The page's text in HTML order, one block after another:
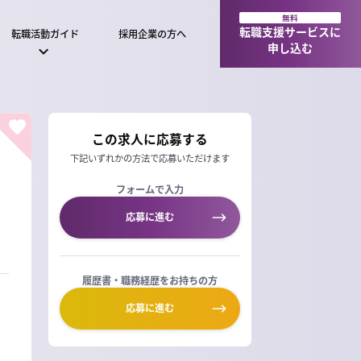
転職活動ガイド 採用企業の方へ
無料
転職支援サービスに
申し込む
この求人に応募する
下記いずれかの方法で応募いただけます
フォームで入力
応募に進む
履歴書・職務経歴をお持ちの方
応募に進む